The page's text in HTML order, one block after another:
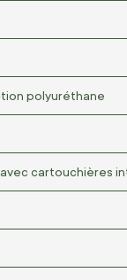
polyuréthane
cartouchières